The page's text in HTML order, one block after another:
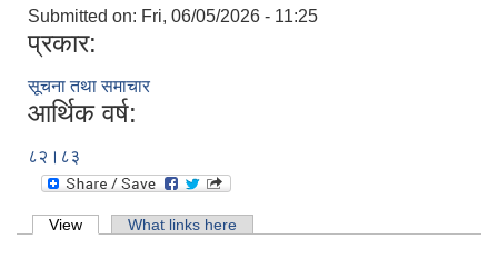
Submitted on: Fri, 06/05/2026 - 11:25
प्रकार:
सूचना तथा समाचार
आर्थिक वर्ष:
८२।८३
Primary tabs
View (active tab)What links here